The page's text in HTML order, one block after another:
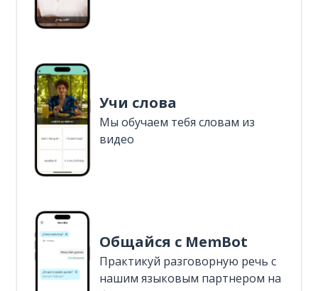
Учи слова
Мы обучаем тебя словам из
видео
Общайся с MemBot
Практикуй разговорную речь с
нашим языковым партнером на